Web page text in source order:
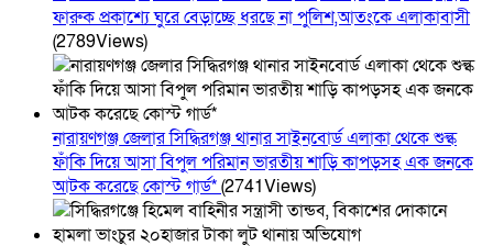
ফারুক প্রকাশ্যে ঘুরে বেড়াচ্ছে ধরছে না পুলিশ,আতংকে এলাকাবাসী
(2789Views)
নারায়ণগঞ্জ জেলার সিদ্ধিরগঞ্জ থানার সাইনবোর্ড এলাকা থেকে শুল্ক
ফাঁকি দিয়ে আসা বিপুল পরিমান ভারতীয় শাড়ি কাপড়সহ এক জনকে
আটক করেছে কোস্ট গার্ড*(2741Views)